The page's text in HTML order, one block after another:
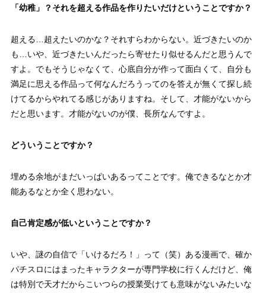
「幼稚」 ？それを超える作品を作りたいだけということですか？
超える…超えたいのかな？それすらわからない。近づきたいのか
も…いや、近づきたいんだったら寄せたり似せるんだと思うんで
すよ。でもそうじゃなくて、心底自分が作って面白くて、自分も
満足に思える作品って何なんだろうってのを答えが無くて探し続
けてるからやれてる感じがありますね。そして、才能がないから
だと思います。才能がないのが僕、長所なんですよ。
どういうことですか？
埋める余地がまだいっぱいあるってことです。俺できるなとか才
能あるなとか全く思わない。
自己肯定感が低いということですか？
いや、謎の自信で「いけるだろ！」って（笑）ある漫画で、確か
パチスロにはまったキャラクターが専門学校に行くんだけど、俺
は特別で天才だからこいつらの授業受けても意味がないみたいな